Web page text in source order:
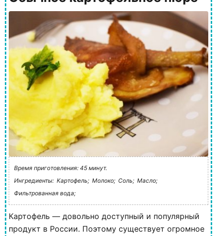
Время приготовления: 45 минут.
Ингредиенты: Картофель; Молоко; Соль; Масло;
Фильтрованная вода;
Картофель — довольно доступный и популярный
продукт в России. Поэтому существует огромное